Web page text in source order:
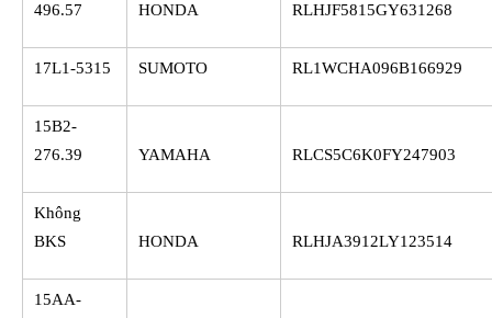
496.57
HONDA RLHJF5815GY631268
17L1-5315 SUMOTO RL1WCHA096B166929
15B2-
276.39
YAMAHA RLCS5C6K0FY247903
Không
BKS
HONDA RLHJA3912LY123514
15AA-